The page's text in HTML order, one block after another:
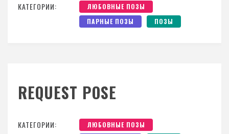
КАТЕГОРИИ:
ЛЮБОВНЫЕ ПОЗЫ
ПАРНЫЕ ПОЗЫ
ПОЗЫ
REQUEST POSE
КАТЕГОРИИ:
ЛЮБОВНЫЕ ПОЗЫ